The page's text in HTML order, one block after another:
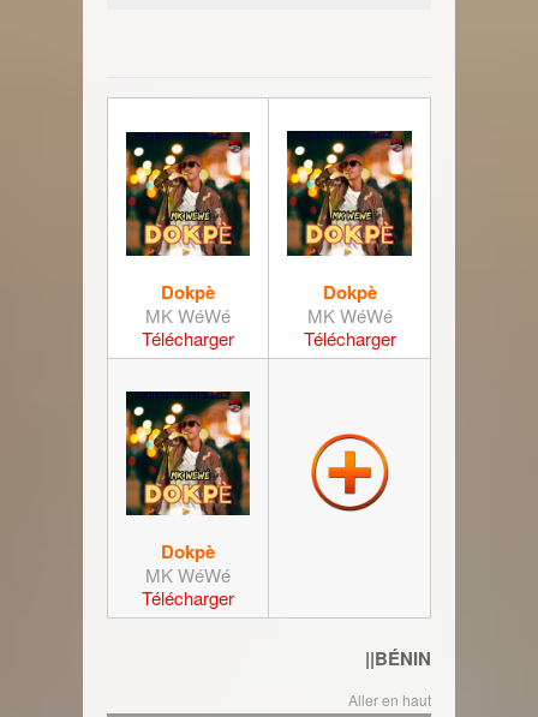
Dokpè
MK WéWé
Télécharger
Dokpè
MK WéWé
Télécharger
Dokpè
MK WéWé
Télécharger
||BÉNIN
Aller en haut